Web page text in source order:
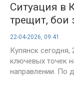
Ситуация в
трещит, бои
давление на
22-04-2026, 09:41
Купянск
ключевых точек
направлении. По